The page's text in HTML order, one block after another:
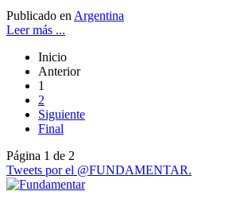
Publicado en Argentina
Leer más ...
Inicio
Anterior
1
2
Siguiente
Final
Página 1 de 2
Tweets por el @FUNDAMENTAR.